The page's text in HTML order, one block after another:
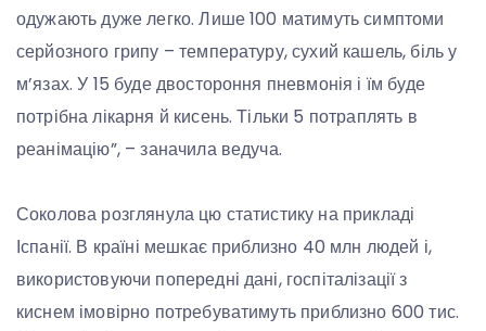
одужають дуже легко. Лише 100 матимуть симптоми
серйозного грипу – температуру, сухий кашель, біль у
м’язах. У 15 буде двостороння пневмонія і їм буде
потрібна лікарня й кисень. Тільки 5 потраплять в
реанімацію”, – заначила ведуча.
Соколова розглянула цю статистику на прикладі
Іспанії. В країні мешкає приблизно 40 млн людей і,
використовуючи попередні дані, госпіталізації з
киснем імовірно потребуватимуть приблизно 600 тис.